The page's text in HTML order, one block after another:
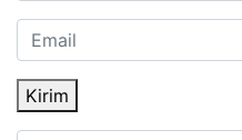
Kirim